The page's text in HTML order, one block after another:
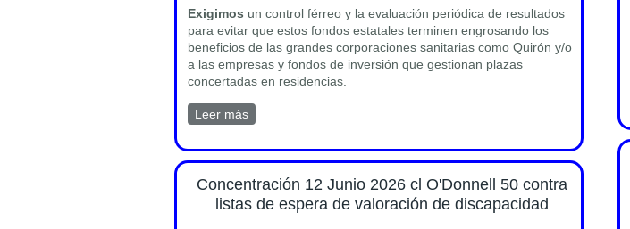
Exigimos un control férreo y la evaluación periódica de resultados
para evitar que estos fondos estatales terminen engrosando los
beneficios de las grandes corporaciones sanitarias como Quirón y/o
a las empresas y fondos de inversión que gestionan plazas
concertadas en residencias.
Leer más
Concentración 12 Junio 2026 cl O'Donnell 50 contra
listas de espera de valoración de discapacidad